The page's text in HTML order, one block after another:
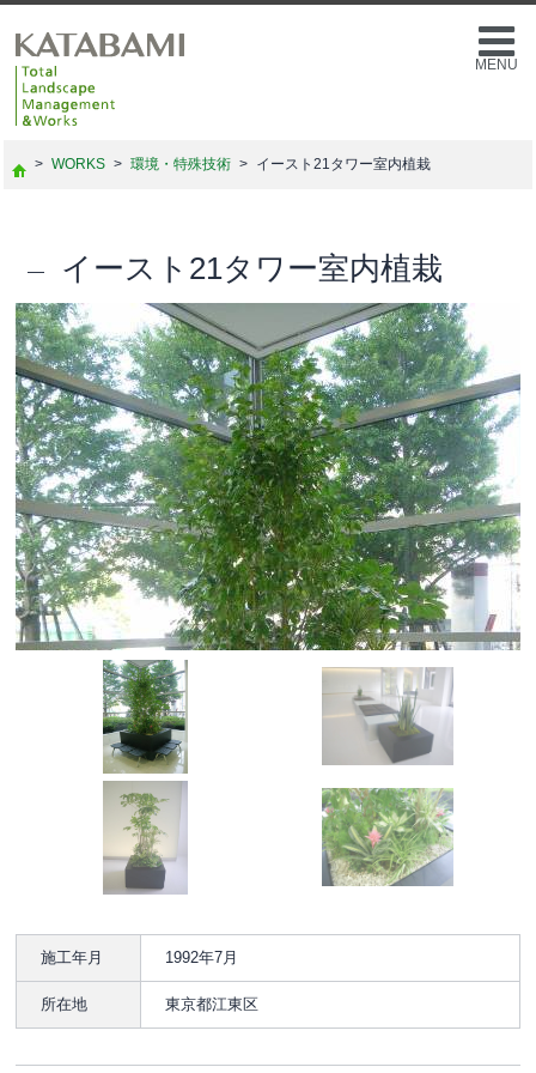
MENU
> WORKS > 環境・特殊技術 > イースト21タワー室内植栽
イースト21タワー室内植栽
施工年月 1992年7月
所在地 東京都江東区